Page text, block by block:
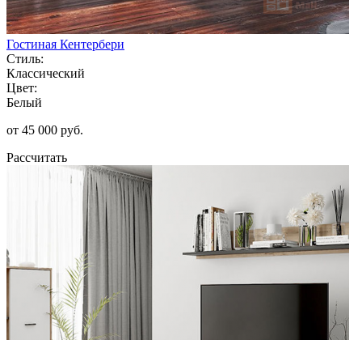
Гостиная Кентербери
Стиль:
Классический
Цвет:
Белый
от 45 000 руб.
Рассчитать